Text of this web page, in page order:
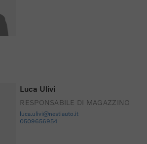
Luca Ulivi
RESPONSABILE DI MAGAZZINO
luca.ulivi@nestiauto.it
0509656954